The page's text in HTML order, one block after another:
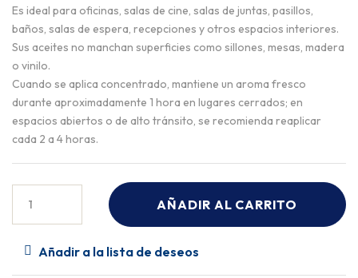
Es ideal para oficinas, salas de cine, salas de juntas, pasillos,
baños, salas de espera, recepciones y otros espacios interiores.
Sus aceites no manchan superficies como sillones, mesas, madera
o vinilo.
Cuando se aplica concentrado, mantiene un aroma fresco
durante aproximadamente 1 hora en lugares cerrados; en
espacios abiertos o de alto tránsito, se recomienda reaplicar
cada 2 a 4 horas.
AÑADIR AL CARRITO
Añadir a la lista de deseos